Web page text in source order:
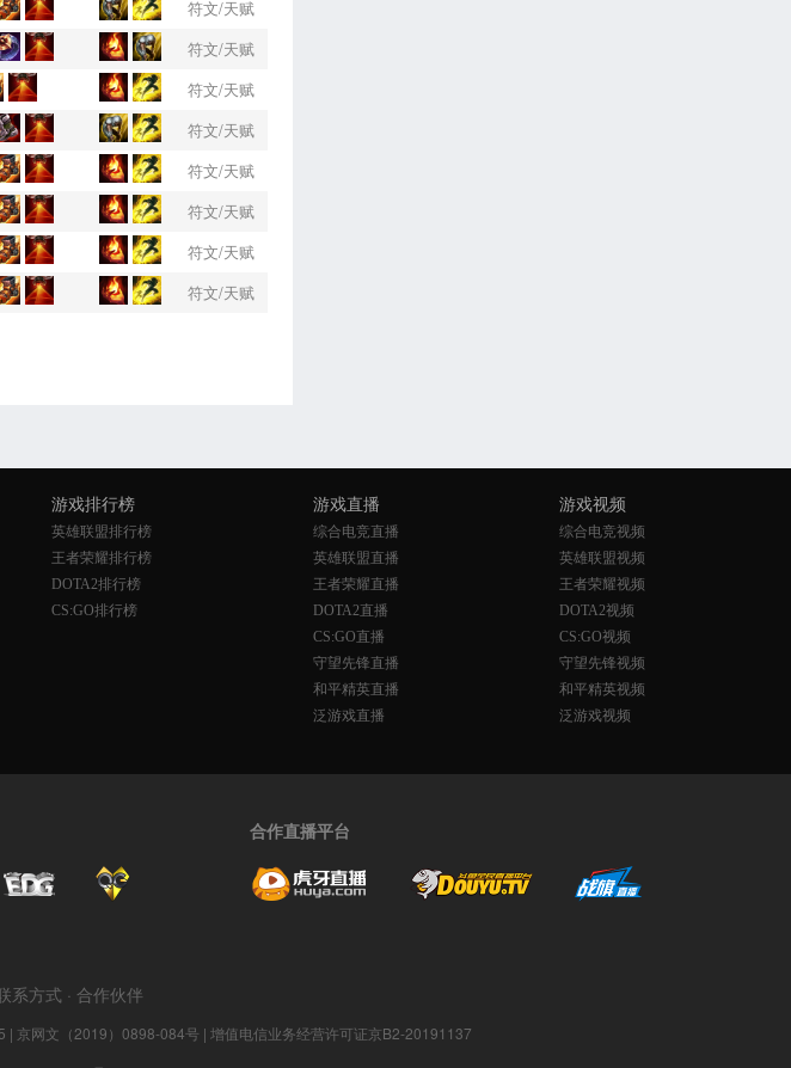
符文/天赋
符文/天赋
符文/天赋
符文/天赋
符文/天赋
符文/天赋
符文/天赋
符文/天赋
游戏排行榜
英雄联盟排行榜
王者荣耀排行榜
DOTA2排行榜
CS:GO排行榜
游戏直播
综合电竞直播
英雄联盟直播
王者荣耀直播
DOTA2直播
CS:GO直播
守望先锋直播
和平精英直播
泛游戏直播
游戏视频
综合电竞视频
英雄联盟视频
王者荣耀视频
DOTA2视频
CS:GO视频
守望先锋视频
和平精英视频
泛游戏视频
合作直播平台
系方式 · 合作伙伴
| 京网文（2019）0898-084号 | 增值电信业务经营许可证京B2-20191137